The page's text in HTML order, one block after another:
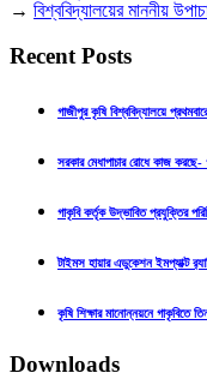
→ বিশ্ববিদ্যালয়ের মাননীয়
Recent Posts
গাজীপুর কৃষি বিশ্ববিদ্যালয়ে
সরকার মেধাপাচার রোধে কাজ করছে-
গাকৃবি কর্তৃক উদ্ভাবিত প্রযুক্তির
টাইমস হায়ার এডুকেশন ইমপ্যাক্ট
কৃষি শিক্ষার মানোন্নয়নে গাকৃবিতে
Downloads